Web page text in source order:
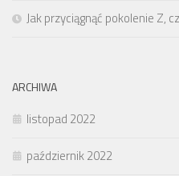
Jak przyciągnąć pokolenie Z,
ARCHIWA
listopad 2022
październik 2022